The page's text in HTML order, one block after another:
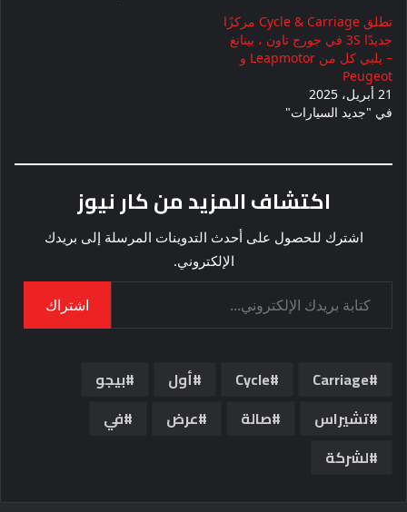
تطلق Cycle & Carriage مركزًا
جديدًا 3S في جورج تاون ، بينانغ
– يلبي كل من Leapmotor و
Peugeot
21 أبريل، 2025
في "جديد السيارات"
اكتشاف المزيد من كار نيوز
اشترك للحصول على أحدث التدوينات المرسلة إلى بريدك
الإلكتروني.
اشتراك
Carriage
Cycle أول
بيجو
تشيراس
صالة عرض
في
لشركة